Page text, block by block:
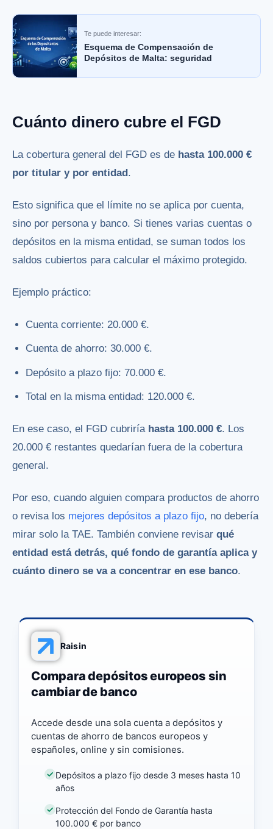
Te puede interesar:
Esquema de Compensación de
Depósitos de Malta: seguridad
Cuánto dinero cubre el FGD
La cobertura general del FGD es de hasta 100.000 €
por titular y por entidad .
Esto significa que el límite no se aplica por cuenta,
sino por persona y banco. Si tienes varias cuentas o
depósitos en la misma entidad, se suman todos los
saldos cubiertos para calcular el máximo protegido.
Ejemplo práctico:
Cuenta corriente: 20.000 €.
Cuenta de ahorro: 30.000 €.
Depósito a plazo fijo: 70.000 €.
Total en la misma entidad: 120.000 €.
En ese caso, el FGD cubriría hasta 100.000 €. Los
20.000 € restantes quedarían fuera de la cobertura
general.
Por eso, cuando alguien compara productos de ahorro
o revisa los mejores depósitos a plazo fijo, no debería
mirar solo la TAE. También conviene revisar qué
entidad está detrás, qué fondo de garantía aplica y
cuánto dinero se va a concentrar en ese banco.
Raisin
Compara depósitos europeos sin
cambiar de banco
Accede desde una sola cuenta a depósitos y
cuentas de ahorro de bancos europeos y
españoles, online y sin comisiones.
Depósitos a plazo fijo desde 3 meses hasta 10
años
Protección del Fondo de Garantía hasta
100.000 € por banco